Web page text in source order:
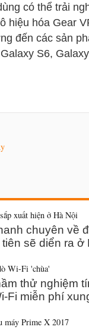
có thể trải
hiệu hóa Gear
đến các sản
S6,
xuất hiện ở Hà Nội
chuyên về
tiên sẽ diển ra
Wi-Fi 'chùa'
thử nghiệm
Fi miễn phí
máy Prime X 2017